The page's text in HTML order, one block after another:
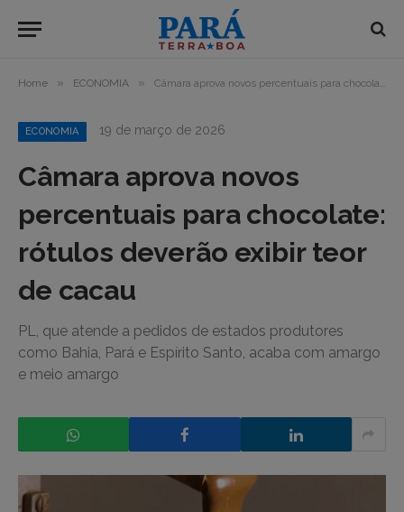
Home » ECONOMIA » Câmara aprova novos percentuais para chocolate: rótulos deverão exibir teor de cacau
ECONOMIA 19 de março de 2026
Câmara aprova novos
percentuais para chocolate:
rótulos deverão exibir teor
de cacau
PL, que atende a pedidos de estados produtores
como Bahia, Pará e Espírito Santo, acaba com amargo
e meio amargo